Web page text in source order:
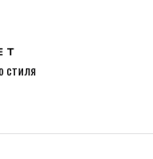
стиля